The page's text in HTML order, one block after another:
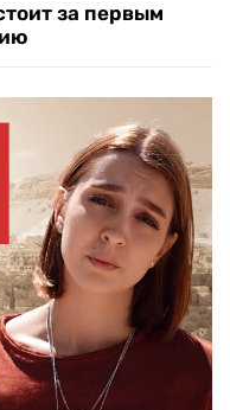
за первым